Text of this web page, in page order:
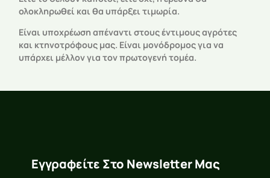
ολοκληρωθεί και θα υπάρξει τιμωρία.
Είναι υποχρέωση απέναντι στους έντιμους αγρότες
και κτηνοτρόφους μας. Είναι μονόδρομος για να
υπάρχει μέλλον για τον πρωτογενή τομέα.
Εγγραφείτε Στο Newsletter Μας